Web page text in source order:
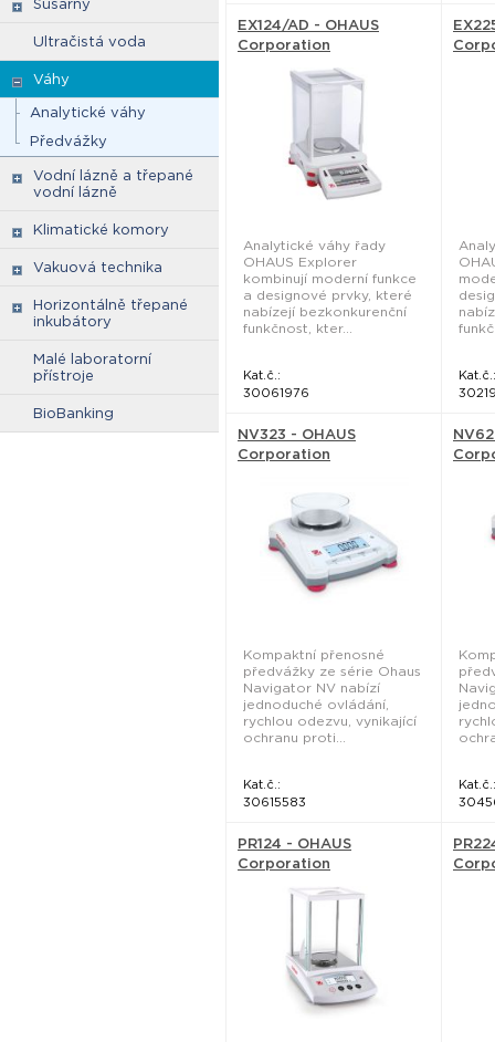
Sušárny
Ultračistá voda
Váhy
Analytické váhy
Předvážky
Vodní lázně a třepané
vodní lázně
Klimatické komory
Vakuová technika
Horizontálně třepané
inkubátory
Malé laboratorní
přístroje
BioBanking
EX124/AD - OHAUS
Corporation
Analytické váhy řady
OHAUS Explorer
kombinují moderní funkce
a designové prvky, které
nabízejí bezkonkurenční
funkčnost, kter...
Kat.č.:
30061976
Kat.č.:
NV323 - OHAUS
Corporation
Kompaktní přenosné
předvážky ze série Ohaus
Navigator NV nabízí
jednoduché ovládání,
rychlou odezvu, vynikající
ochranu proti...
Kat.č.:
30615583
Kat.č.:
PR124 - OHAUS
Corporation